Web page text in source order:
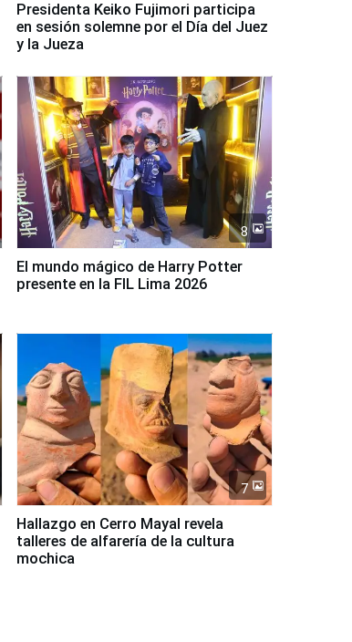
Presidenta Keiko Fujimori participa
en sesión solemne por el Día del Juez
y la Jueza
8
El mundo mágico de Harry Potter
presente en la FIL Lima 2026
7
Hallazgo en Cerro Mayal revela
talleres de alfarería de la cultura
mochica